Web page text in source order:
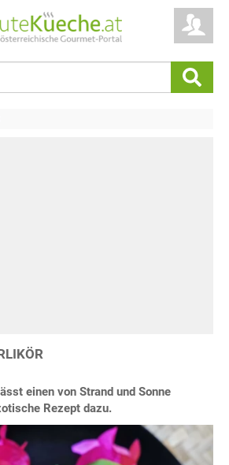
einen von Strand und Sonne
Rezept dazu.